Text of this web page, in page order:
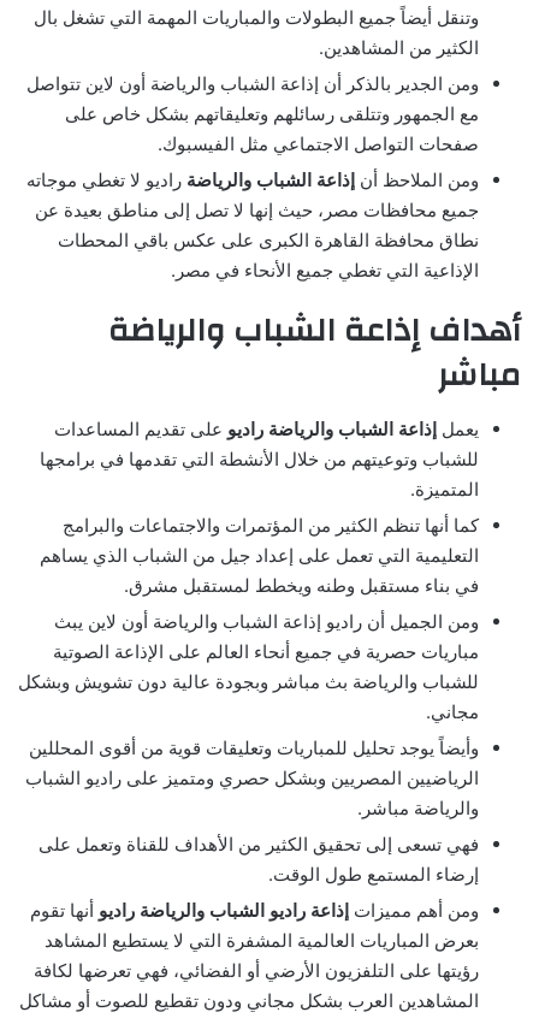
وتنقل أيضاً جميع البطولات والمباريات المهمة التي تشغل بال
الكثير من المشاهدين.
ومن الجدير بالذكر أن إذاعة الشباب والرياضة أون لاين تتواصل
مع الجمهور وتتلقى رسائلهم وتعليقاتهم بشكل خاص على
صفحات التواصل الاجتماعي مثل الفيسبوك.
ومن الملاحظ أن إذاعة الشباب والرياضة راديو لا تغطي موجاته
جميع محافظات مصر، حيث إنها لا تصل إلى مناطق بعيدة عن
نطاق محافظة القاهرة الكبرى على عكس باقي المحطات
الإذاعية التي تغطي جميع الأنحاء في مصر.
أهداف إذاعة الشباب والرياضة
مباشر
يعمل إذاعة الشباب والرياضة راديو على تقديم المساعدات
للشباب وتوعيتهم من خلال الأنشطة التي تقدمها في برامجها
المتميزة.
كما أنها تنظم الكثير من المؤتمرات والاجتماعات والبرامج
التعليمية التي تعمل على إعداد جيل من الشباب الذي يساهم
في بناء مستقبل وطنه ويخطط لمستقبل مشرق.
ومن الجميل أن راديو إذاعة الشباب والرياضة أون لاين يبث
مباريات حصرية في جميع أنحاء العالم على الإذاعة الصوتية
للشباب والرياضة بث مباشر وبجودة عالية دون تشويش وبشكل
مجاني.
وأيضاً يوجد تحليل للمباريات وتعليقات قوية من أقوى المحللين
الرياضيين المصريين وبشكل حصري ومتميز على راديو الشباب
والرياضة مباشر.
فهي تسعى إلى تحقيق الكثير من الأهداف للقناة وتعمل على
إرضاء المستمع طول الوقت.
ومن أهم مميزات إذاعة راديو الشباب والرياضة راديو أنها تقوم
بعرض المباريات العالمية المشفرة التي لا يستطيع المشاهد
رؤيتها على التلفزيون الأرضي أو الفضائي، فهي تعرضها لكافة
المشاهدين العرب بشكل مجاني ودون تقطيع للصوت أو مشاكل